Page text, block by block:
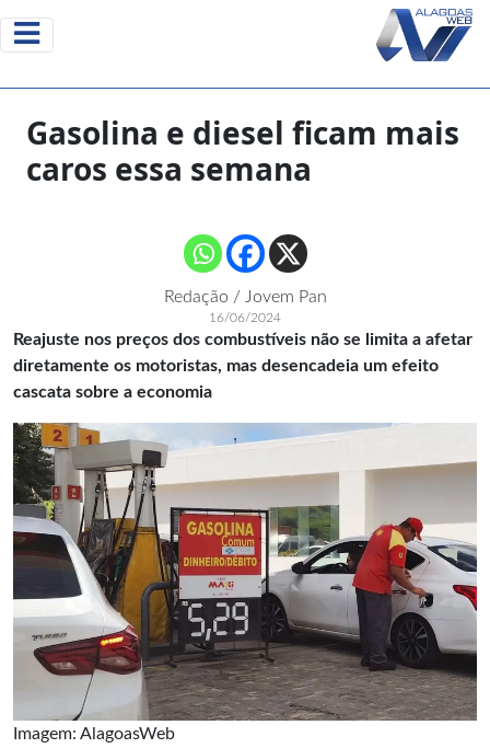
Gasolina e diesel ficam mais
caros essa semana
Redação / Jovem Pan
16/06/2024
Reajuste nos preços dos combustíveis não se limita a afetar
diretamente os motoristas, mas desencadeia um efeito
cascata sobre a economia
Imagem: AlagoasWeb